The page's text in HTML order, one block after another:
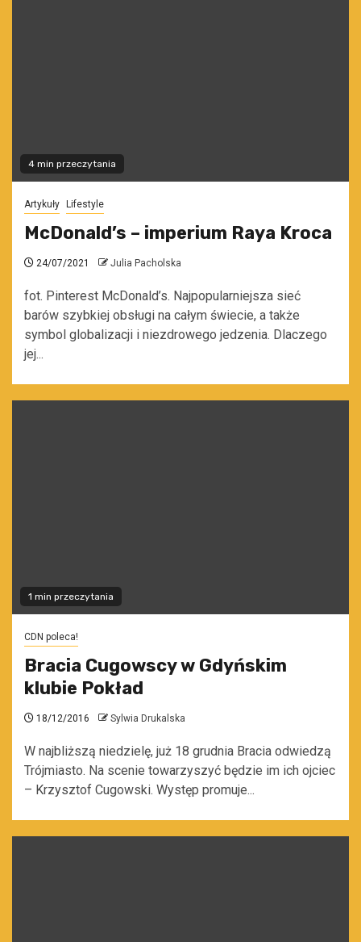
4 min przeczytania
Artykuły Lifestyle
McDonald’s – imperium Raya Kroca
24/07/2021 Julia Pacholska
fot. Pinterest McDonald’s. Najpopularniejsza sieć
barów szybkiej obsługi na całym świecie, a także
symbol globalizacji i niezdrowego jedzenia. Dlaczego
jej...
1 min przeczytania
CDN poleca!
Bracia Cugowscy w Gdyńskim
klubie Pokład
18/12/2016 Sylwia Drukalska
W najbliższą niedzielę, już 18 grudnia Bracia odwiedzą
Trójmiasto. Na scenie towarzyszyć będzie im ich ojciec
– Krzysztof Cugowski. Występ promuje...